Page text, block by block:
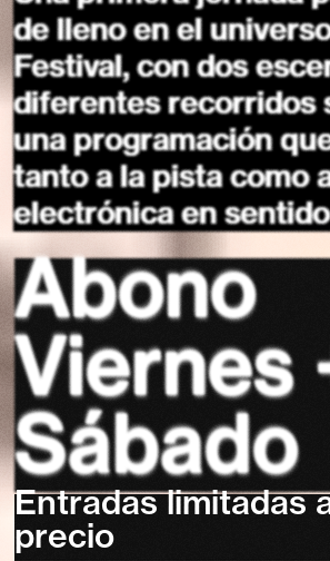
de lleno en el
Festival, con dos
diferentes recorridos
una programación
tanto a la pista como
electrónica en
Abono
Viernes
Sábado
Entradas limitadas
precio